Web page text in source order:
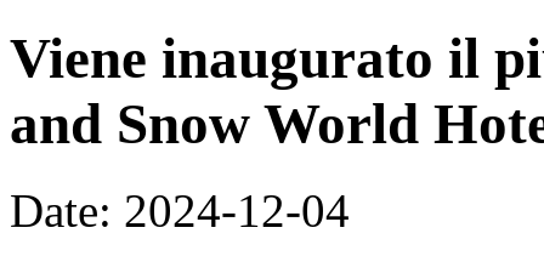
Viene inaugurato il
and Snow World
Date: 2024-12-04